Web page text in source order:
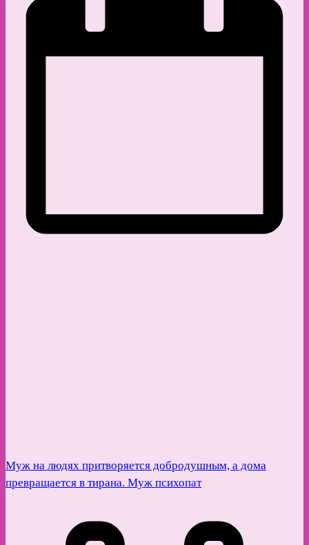
Муж на людях притворяется добродушным, а дома
превращается в тирана. Муж психопат